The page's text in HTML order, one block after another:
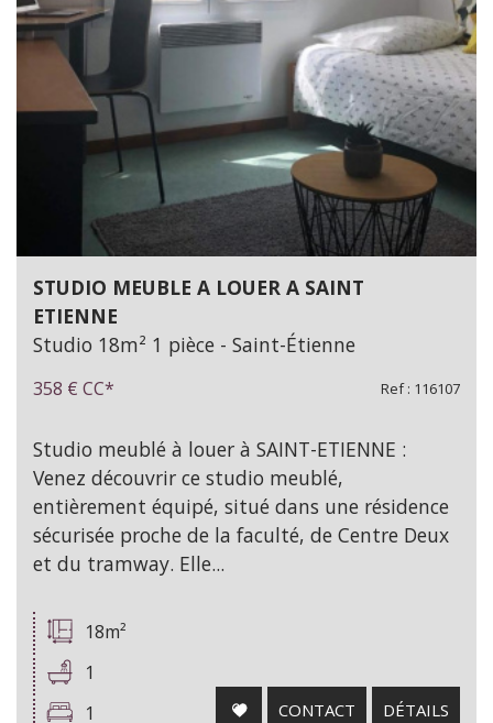
STUDIO MEUBLE A LOUER A SAINT
ETIENNE
Studio 18m² 1 pièce - Saint-Étienne
358 € CC* Ref : 116107
Studio meublé à louer à SAINT-ETIENNE :
Venez découvrir ce studio meublé,
entièrement équipé, situé dans une résidence
sécurisée proche de la faculté, de Centre Deux
et du tramway. Elle...
18m²
1
1
CONTACT DÉTAILS